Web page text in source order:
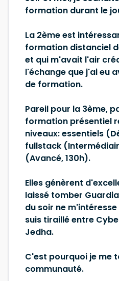
formation durant le
La 2ème est
formation distanciel
et qui m'avait l'air
l'échange que j'ai eu
de formation.
Pareil pour la 3ème,
formation présentiel
niveaux: essentiels
fullstack
(Avancé, 130h).
Elles génèrent
laissé tomber
du soir ne
suis tiraillé entre
Jedha.
C'est pourquoi je me
communauté.